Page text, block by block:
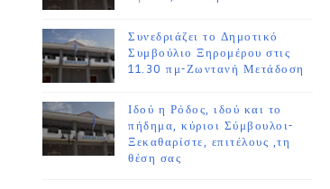
Συνεδριάζει το Δημοτικό
Συμβούλιο Ξηρομέρου στις
11.30 πμ-Ζωντανή Μετάδοση
Ιδού η Ρόδος, ιδού και το
πήδημα, κύριοι Σύμβουλοι-
Ξεκαθαρίστε, επιτέλους ,τη
θέση σας